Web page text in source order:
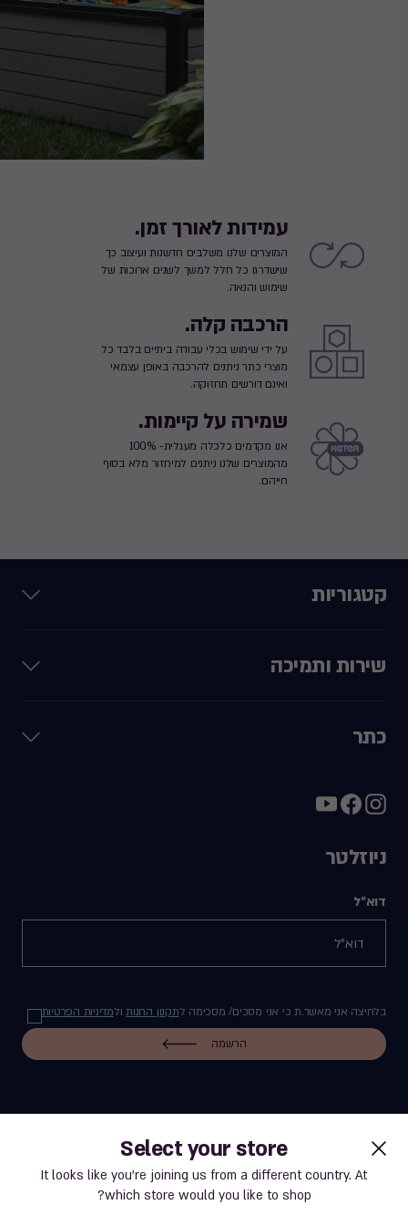
Select your store
It looks like you’re joining us from a different country. At
which store would you like to shop?
עמידות לאורך זמן.
המוצרים שלנו משלבים חדשנות ועיצוב כך
שישדרגו כל חלל למשך לשנים ארוכות של
שימוש והנאה.
הרכבה קלה.
על ידי שימוש בכלי עבודה ביתיים בלבד כל
מוצרי כתר ניתנים להרכבה באופן עצמאי
ואינם דורשים תחזוקה.
שמירה על קיימות.
אנו מקדמים כלכלה מעגלית- 100%
מהמוצרים שלנו ניתנים למיחזור מלא בסוף
חייהם.
קטגוריות
שירות ותמיכה
כתר
ניוזלטר
דוא"ל
בלחיצה אני מאשר.ת כי אני מסכים/ מסכימה לתקנון החנותולמדיניות הפרטיות
הרשמה
label.payment